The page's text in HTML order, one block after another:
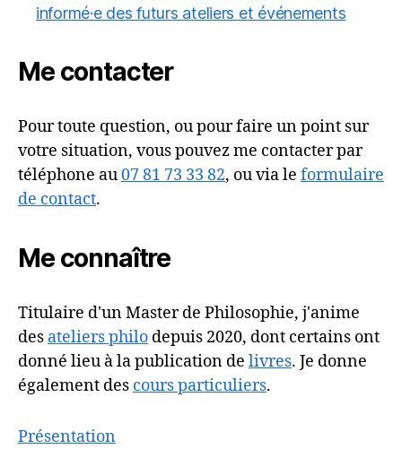
informé·e des futurs ateliers et événements
Me contacter
Pour toute question, ou pour faire un point sur
votre situation, vous pouvez me contacter par
téléphone au07 81 73 33 82, ou via le formulaire
de contact.
Me connaître
Titulaire d'un Master de Philosophie, j'anime
des ateliers philo depuis 2020, dont certains ont
donné lieu à la publication de livres. Je donne
également des cours particuliers.
Présentation